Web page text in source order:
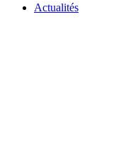
Actualités